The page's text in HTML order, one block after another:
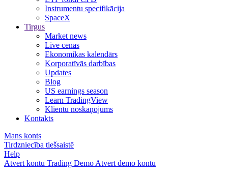
Instrumentu specifikācija
SpaceX
Tirgus
Market news
Live cenas
Ekonomikas kalendārs
Korporatīvās darbības
Updates
Blog
US earnings season
Learn TradingView
Klientu noskaņojums
Kontakts
Mans konts
Tirdzniecība tiešsaistē
Help
Atvērt kontu Trading Demo Atvērt demo kontu